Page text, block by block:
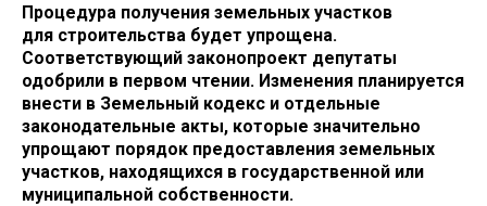
Процедура получения земельных участков
для строительства будет упрощена.
Соответствующий законопроект депутаты
одобрили в первом чтении. Изменения планируется
внести в Земельный кодекс и отдельные
законодательные акты, которые значительно
упрощают порядок предоставления земельных
участков, находящихся в государственной или
муниципальной собственности.